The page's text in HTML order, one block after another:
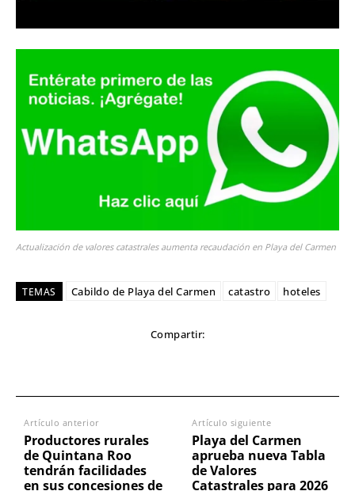
Actualización de valores catastrales aumenta recaudación en Playa del Carmen
TEMAS Cabildo de Playa del Carmen catastro hoteles
Compartir:
Artículo anterior
Productores rurales
de Quintana Roo
tendrán facilidades
en sus concesiones de
Artículo siguiente
Playa del Carmen
aprueba nueva Tabla
de Valores
Catastrales para 2026